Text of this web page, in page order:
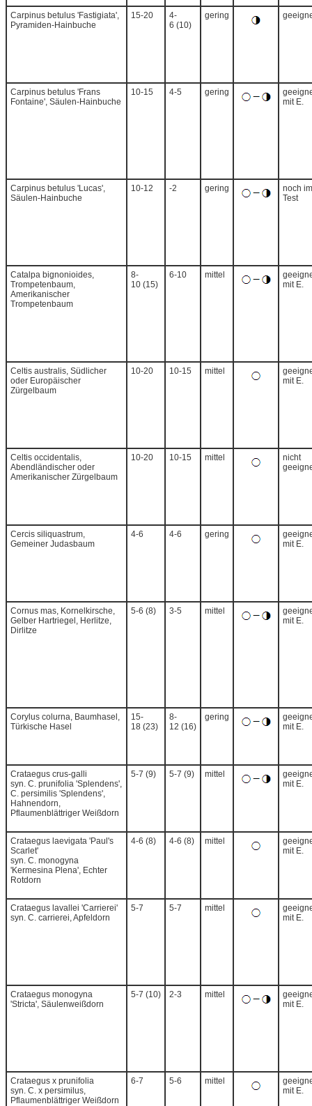
Carpinus betulus 'Fastigiata',
Pyramiden-Hainbuche
15-20
4-
6 (10)
gering
Carpinus betulus 'Frans
Fontaine', Säulen-Hainbuche
10-15 4-5 gering
mit E.
Carpinus betulus 'Lucas',
Säulen-Hainbuche
10-12 -2 gering
noch im
Test
Catalpa bignonioides,
Trompetenbaum,
Amerikanischer
Trompetenbaum
8-
10 (15)
6-10 mittel
mit E.
Celtis australis, Südlicher
oder Europäischer
Zürgelbaum
10-20 10-15 mittel
mit E.
Celtis occidentalis,
Abendländischer oder
Amerikanischer Zürgelbaum
10-20 10-15 mittel
nicht
Cercis siliquastrum,
Gemeiner Judasbaum
4-6 4-6 gering
mit E.
Cornus mas, Kornelkirsche,
Gelber Hartriegel, Herlitze,
Dirlitze
5-6 (8) 3-5 mittel
mit E.
Corylus colurna, Baumhasel,
Türkische Hasel
15-
18 (23)
8-
12 (16)
gering
mit E.
Crataegus crus-galli
syn. C. prunifolia 'Splendens',
C. persimilis 'Splendens',
Hahnendorn,
Pflaumenblättriger Weißdorn
5-7 (9) 5-7 (9) mittel
mit E.
Crataegus laevigata 'Paul's
Scarlet'
syn. C. monogyna
'Kermesina Plena', Echter
Rotdorn
4-6 (8) 4-6 (8) mittel
mit E.
Crataegus lavallei 'Carrierei'
syn. C. carrierei, Apfeldorn
5-7 5-7 mittel
mit E.
Crataegus monogyna
'Stricta', Säulenweißdorn
5-7 (10) 2-3 mittel
mit E.
Crataegus x prunifolia
syn. C. x persimilus,
Pflaumenblättriger Weißdorn
6-7 5-6 mittel
mit E.